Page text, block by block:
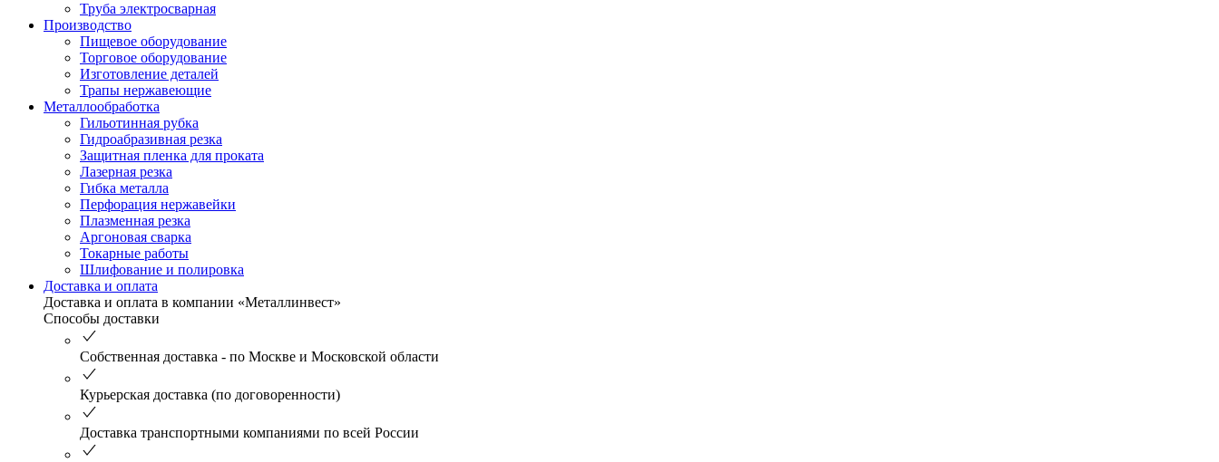
Труба электросварная
Производство
Пищевое оборудование
Торговое оборудование
Изготовление деталей
Трапы нержавеющие
Металлообработка
Гильотинная рубка
Гидроабразивная резка
Защитная пленка для проката
Лазерная резка
Гибка металла
Перфорация нержавейки
Плазменная резка
Аргоновая сварка
Токарные работы
Шлифование и полировка
Доставка и оплата
Доставка и оплата в компании «Металлинвест»
Способы доставки
Собственная доставка - по Москве и Московской области
Курьерская доставка (по договоренности)
Доставка транспортными компаниями по всей России